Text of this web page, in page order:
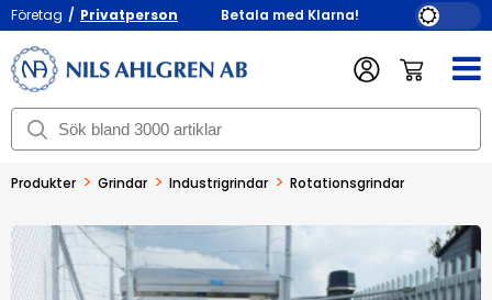
Företag / Privatperson Betala med Klarna!
Produkter > Grindar > Industrigrindar > Rotationsgrindar